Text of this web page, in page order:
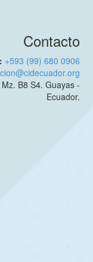
Contacto
+593 (99) 680 0906
B8 S4. Guayas -
Ecuador.